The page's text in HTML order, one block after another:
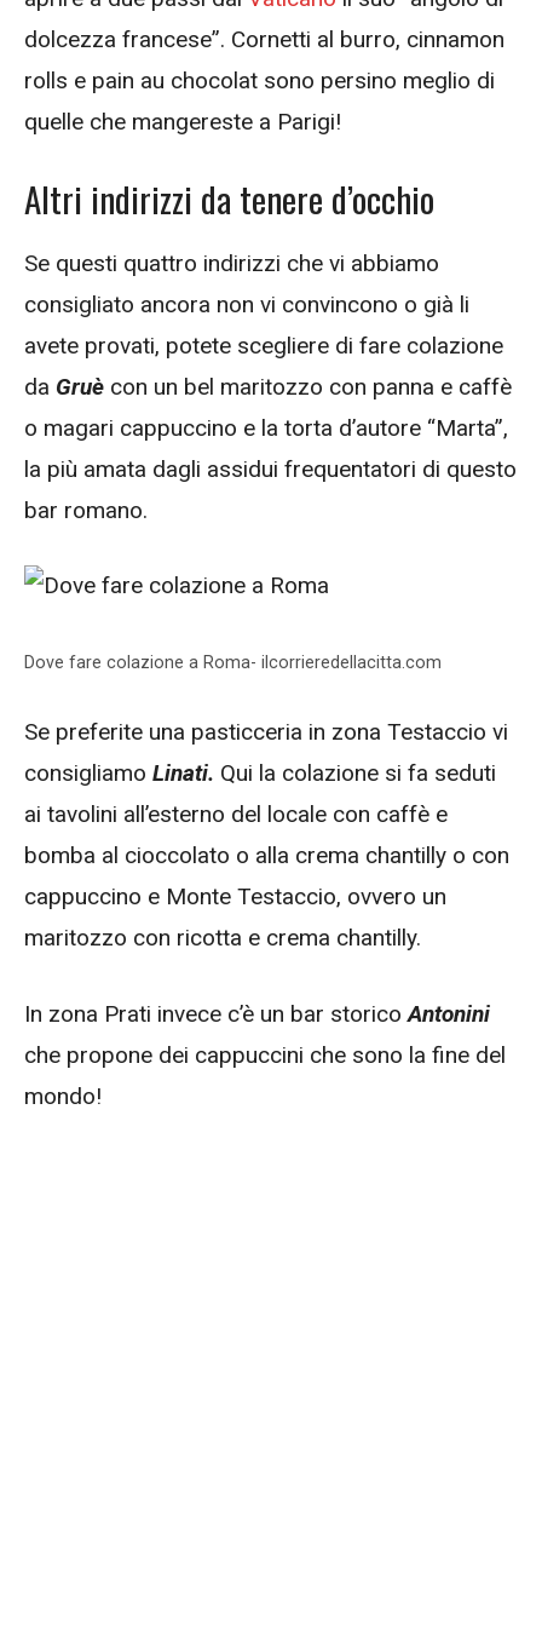
dolcezza francese”. Cornetti al burro, cinnamon
rolls e pain au chocolat sono persino meglio di
quelle che mangereste a Parigi!
Altri indirizzi da tenere d’occhio
Se questi quattro indirizzi che vi abbiamo
consigliato ancora non vi convincono o già li
avete provati, potete scegliere di fare colazione
da Gruè con un bel maritozzo con panna e caffè
o magari cappuccino e la torta d’autore “Marta”,
la più amata dagli assidui frequentatori di questo
bar romano.
Dove fare colazione a Roma- ilcorrieredellacitta.com
Se preferite una pasticceria in zona Testaccio vi
consigliamo Linati. Qui la colazione si fa seduti
ai tavolini all’esterno del locale con caffè e
bomba al cioccolato o alla crema chantilly o con
cappuccino e Monte Testaccio, ovvero un
maritozzo con ricotta e crema chantilly.
In zona Prati invece c’è un bar storicoAntonini
che propone dei cappuccini che sono la fine del
mondo!